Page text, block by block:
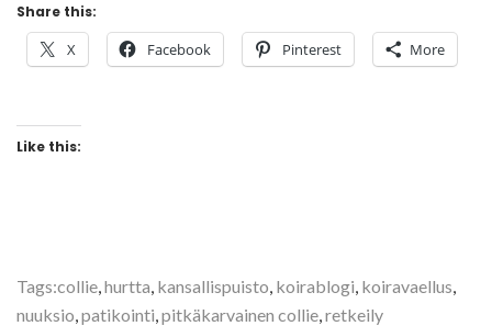
Share this:
X Facebook Pinterest More
Like this:
Tags:collie,hurtta, kansallispuisto, koirablogi, koiravaellus,
nuuksio,patikointi,pitkäkarvainen collie,retkeily